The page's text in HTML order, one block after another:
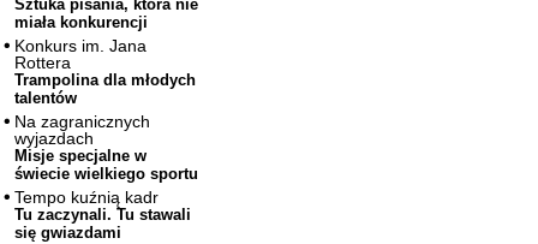
Sztuka pisania, która nie
miała konkurencji
Konkurs im. Jana
Rottera
Trampolina dla młodych
talentów
Na zagranicznych
wyjazdach
Misje specjalne w
świecie wielkiego sportu
Tempo kuźnią kadr
Tu zaczynali. Tu stawali
się gwiazdami